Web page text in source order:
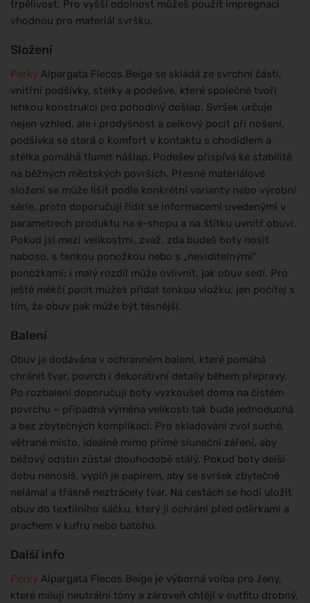
trpělivost. Pro vyšší odolnost můžeš použít impregnaci
vhodnou pro materiál svršku.
Složení
Perky Alpargata Flecos Beige se skládá ze svrchní části,
vnitřní podšívky, stélky a podešve, které společně tvoří
lehkou konstrukci pro pohodlný došlap. Svršek určuje
nejen vzhled, ale i prodyšnost a celkový pocit při nošení,
podšívka se stará o komfort v kontaktu s chodidlem a
stélka pomáhá tlumit nášlap. Podešev přispívá ke stabilitě
na běžných městských površích. Přesné materiálové
složení se může lišit podle konkrétní varianty nebo výrobní
série, proto doporučuji řídit se informacemi uvedenými v
parametrech produktu na e-shopu a na štítku uvnitř obuvi.
Pokud jsi mezi velikostmi, zvaž, zda budeš boty nosit
naboso, s tenkou ponožkou nebo s „neviditelnými“
ponožkami; i malý rozdíl může ovlivnit, jak obuv sedí. Pro
ještě měkčí pocit můžeš přidat tenkou vložku, jen počítej s
tím, že obuv pak může být těsnější.
Balení
Obuv je dodávána v ochranném balení, které pomáhá
chránit tvar, povrch i dekorativní detaily během přepravy.
Po rozbalení doporučuji boty vyzkoušet doma na čistém
povrchu – případná výměna velikosti tak bude jednoduchá
a bez zbytečných komplikací. Pro skladování zvol suché,
větrané místo, ideálně mimo přímé sluneční záření, aby
béžový odstín zůstal dlouhodobě stálý. Pokud boty delší
dobu nenosíš, vyplň je papírem, aby se svršek zbytečně
nelámal a třásně neztrácely tvar. Na cestách se hodí uložit
obuv do textilního sáčku, který ji ochrání před oděrkami a
prachem v kufru nebo batohu.
Další info
Perky Alpargata Flecos Beige je výborná volba pro ženy,
které milují neutrální tóny a zároveň chtějí v outfitu drobný,